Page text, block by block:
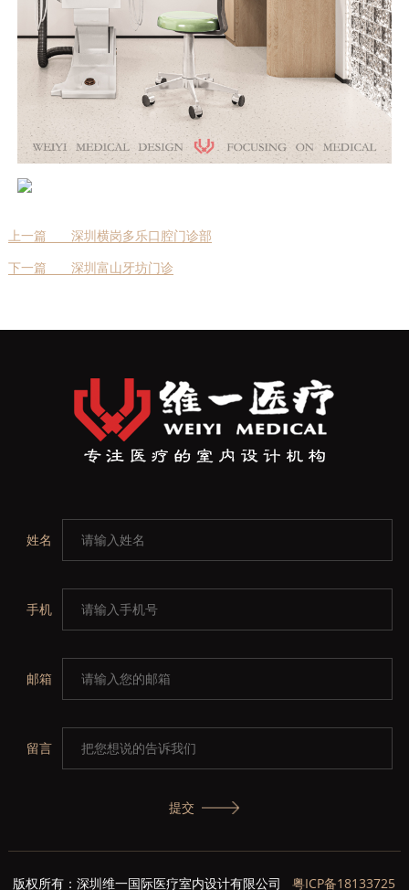
上一篇
深圳横岗多乐口腔门诊部
下一篇
深圳富山牙坊门诊
姓名
手机
邮箱
留言
提交
版权所有：深圳维一国际医疗室内设计有限公司粤ICP备18133725